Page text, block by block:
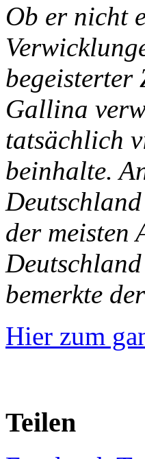
Ob er nicht
begeisterter
Gallina
tatsächlich
beinhalte.
der meisten
bemerkte
Hier zum
Teilen